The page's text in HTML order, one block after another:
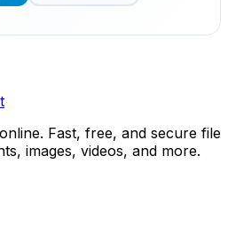
Fast, free, and secure file
images, videos, and more.